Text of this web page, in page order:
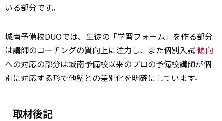
いる部分です。
城南予備校DUOでは、生徒の「学習フォーム」を作る部分
は講師のコーチングの質向上に注力し、また個別入試 傾向
への対応の部分は城南予備校以来のプロの予備校講師が個
別に対応する形で他塾との差別化を明確にしています。
取材後記